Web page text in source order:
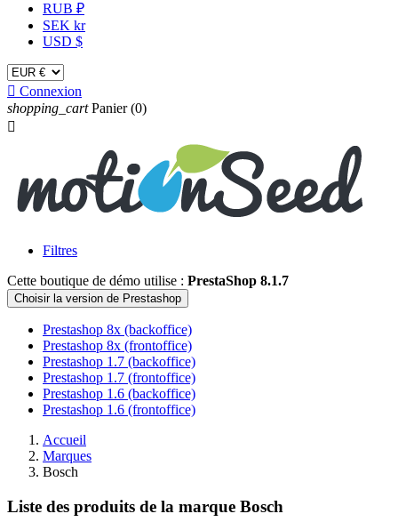
RUB ₽
SEK kr
USD $
 Connexion
shopping_cart Panier (0)

Filtres
Cette boutique de démo utilise : PrestaShop 8.1.7
Choisir la version de Prestashop
Prestashop 8x (backoffice)
Prestashop 8x (frontoffice)
Prestashop 1.7 (backoffice)
Prestashop 1.7 (frontoffice)
Prestashop 1.6 (backoffice)
Prestashop 1.6 (frontoffice)
Accueil
Marques
Bosch
Liste des produits de la marque Bosch